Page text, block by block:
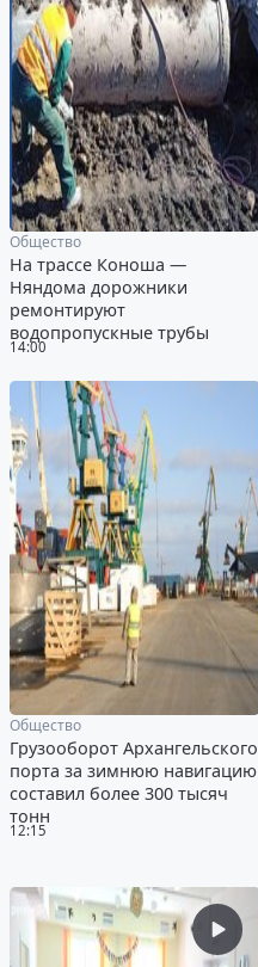
14:00
Общество
На трассе Коноша —
Няндома дорожники
ремонтируют
водопропускные трубы
12:15
Общество
Грузооборот Архангельского
порта за зимнюю навигацию
составил более 300 тысяч
тонн